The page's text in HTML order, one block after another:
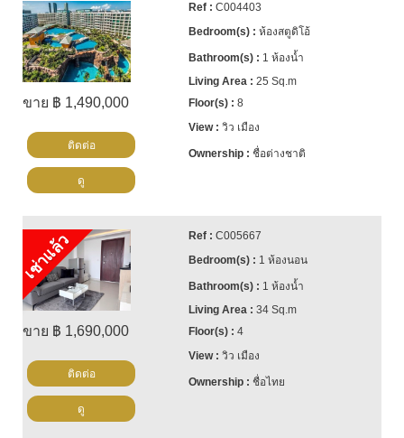
ขาย ฿ 1,490,000
C004403
ห้องสตูดิโอ้
1 ห้องน้ำ
25 Sq.m
8
วิว เมือง
ชื่อต่างชาติ
ติดต่อ
ดู
เช่าแล้ว
ขาย ฿ 1,690,000
C005667
1 ห้องนอน
1 ห้องน้ำ
34 Sq.m
4
วิว เมือง
ชื่อไทย
ติดต่อ
ดู